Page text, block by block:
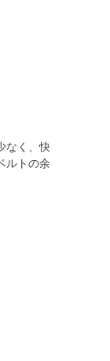
なく、快
ルトの余